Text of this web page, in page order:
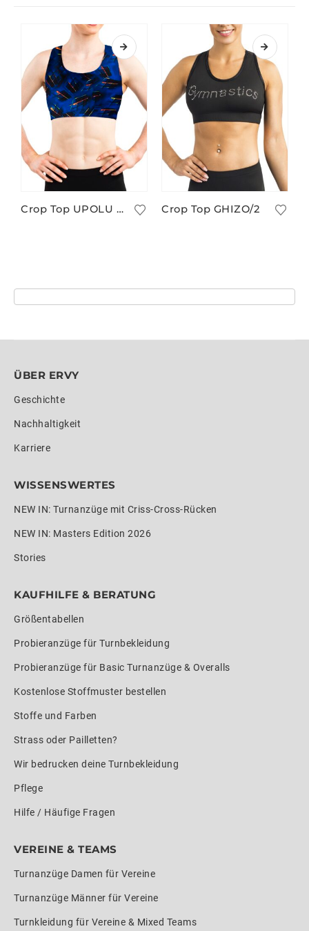
Crop Top UPOLU II/2 Crop Top GHIZO/2
ÜBER ERVY
Geschichte
Nachhaltigkeit
Karriere
WISSENSWERTES
NEW IN: Turnanzüge mit Criss-Cross-Rücken
NEW IN: Masters Edition 2026
Stories
KAUFHILFE & BERATUNG
Größentabellen
Probieranzüge für Turnbekleidung
Probieranzüge für Basic Turnanzüge & Overalls
Kostenlose Stoffmuster bestellen
Stoffe und Farben
Strass oder Pailletten?
Wir bedrucken deine Turnbekleidung
Pflege
Hilfe / Häufige Fragen
VEREINE & TEAMS
Turnanzüge Damen für Vereine
Turnanzüge Männer für Vereine
Turnkleidung für Vereine & Mixed Teams